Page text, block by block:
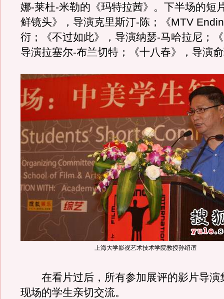
娜-莱杜-米勒的《玛特拉茜》。下半场的短
鲜镜头》，导演克里斯汀-陈；《MTV
衍；《不过如此》，导演纳瑟-马哈拉尼；
导演拉塞尔-布兰切特；《十八春》，导演
上海大学影视艺术技术学院教授孙绍谊
在看片过后，所有参加展评的影片导演
现场的学生亲切交流。